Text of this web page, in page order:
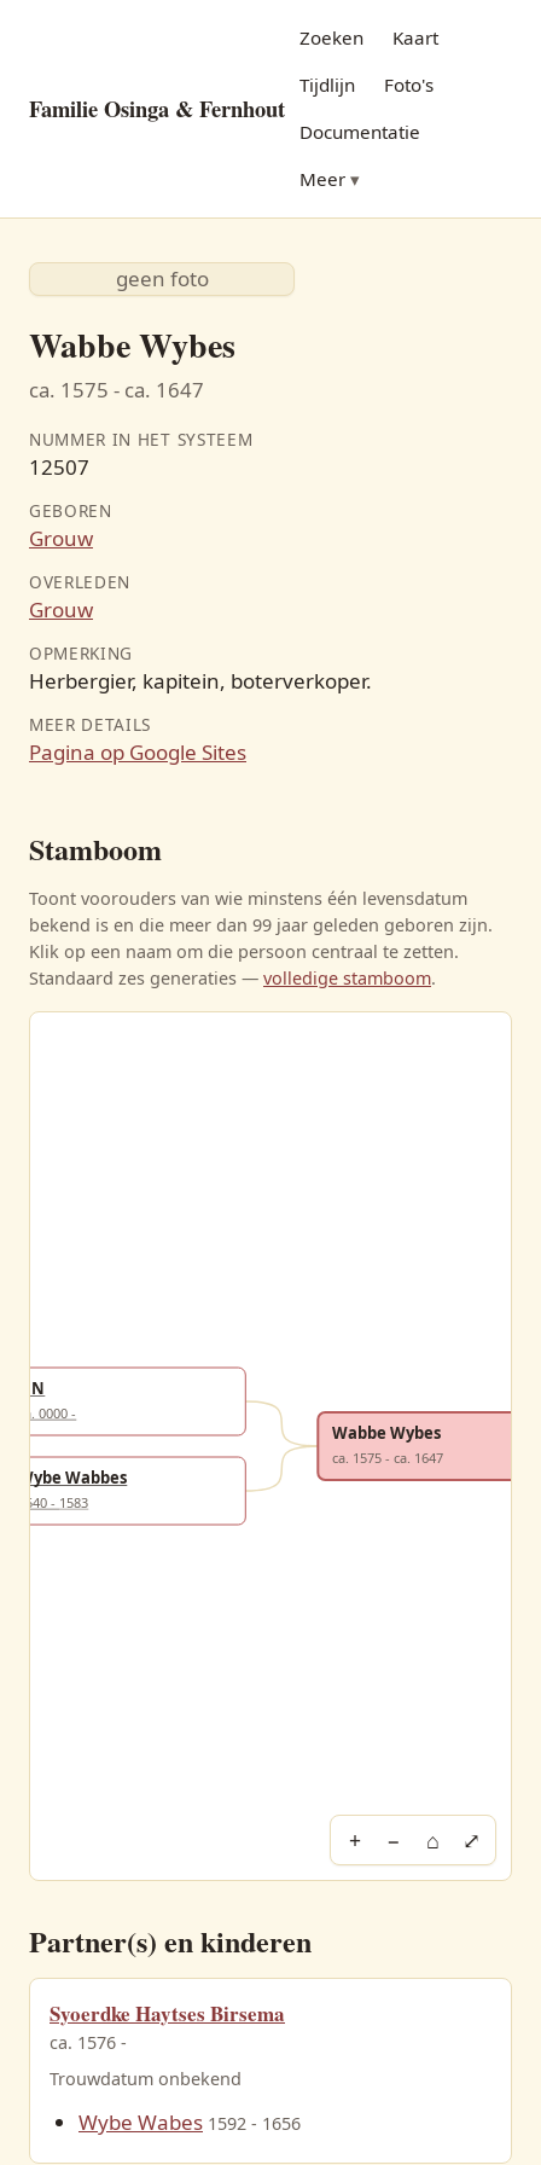
Familie Osinga & Fernhout
Zoeken
Kaart
Tijdlijn
Foto's
Documentatie
Meer
geen foto
Wabbe Wybes
ca. 1575 - ca. 1647
NUMMER IN HET SYSTEEM
12507
GEBOREN
Grouw
OVERLEDEN
Grouw
OPMERKING
Herbergier, kapitein, boterverkoper.
MEER DETAILS
Pagina op Google Sites
Stamboom
Toont voorouders van wie minstens één levensdatum
bekend is en die meer dan 99 jaar geleden geboren zijn.
Klik op een naam om die persoon centraal te zetten.
Standaard zes generaties — volledige stamboom.
NN
ca. 0000 -
Wybe Wabbes
1540 - 1583
Wabbe Wybes
ca. 1575 - ca. 1647
+ − ⌂ ⤢
Partner(s) en kinderen
Syoerdke Haytses Birsema
ca. 1576 -
Trouwdatum onbekend
Wybe Wabes 1592 - 1656